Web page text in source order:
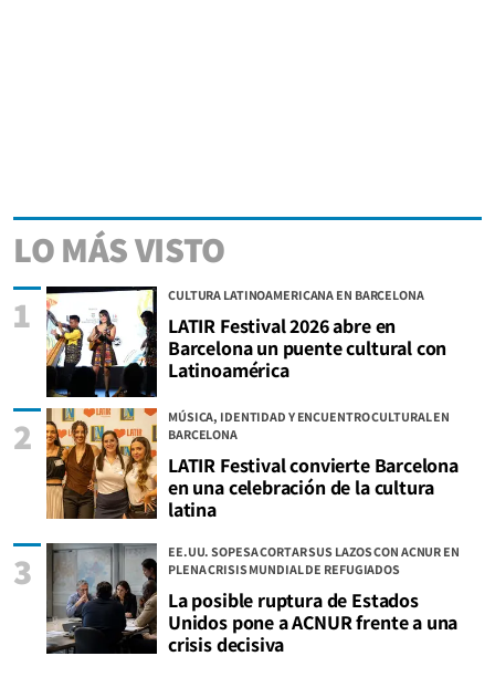
LO MÁS VISTO
CULTURA LATINOAMERICANA EN BARCELONA
LATIR Festival 2026 abre en
Barcelona un puente cultural con
Latinoamérica
1
MÚSICA, IDENTIDAD Y ENCUENTRO CULTURAL EN
BARCELONA
LATIR Festival convierte Barcelona
en una celebración de la cultura
latina
2
EE.UU. SOPESA CORTAR SUS LAZOS CON ACNUR EN
PLENA CRISIS MUNDIAL DE REFUGIADOS
La posible ruptura de Estados
Unidos pone a ACNUR frente a una
crisis decisiva
3